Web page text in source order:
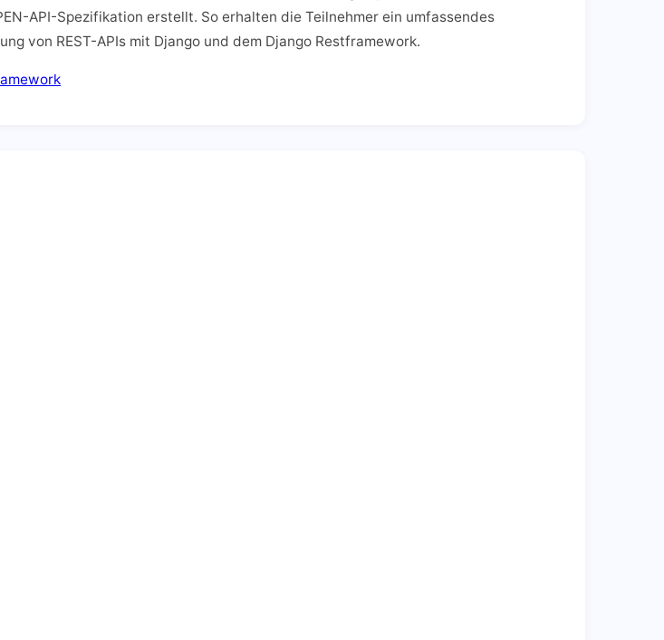
API-Spezifikation erstellt. So erhalten die Teilnehmer ein umfassendes
von REST-APIs mit Django und dem Django Restframework.